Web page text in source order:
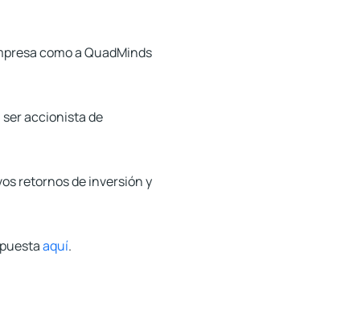
como a QuadMinds
accionista de
retornos de inversión y
aquí.